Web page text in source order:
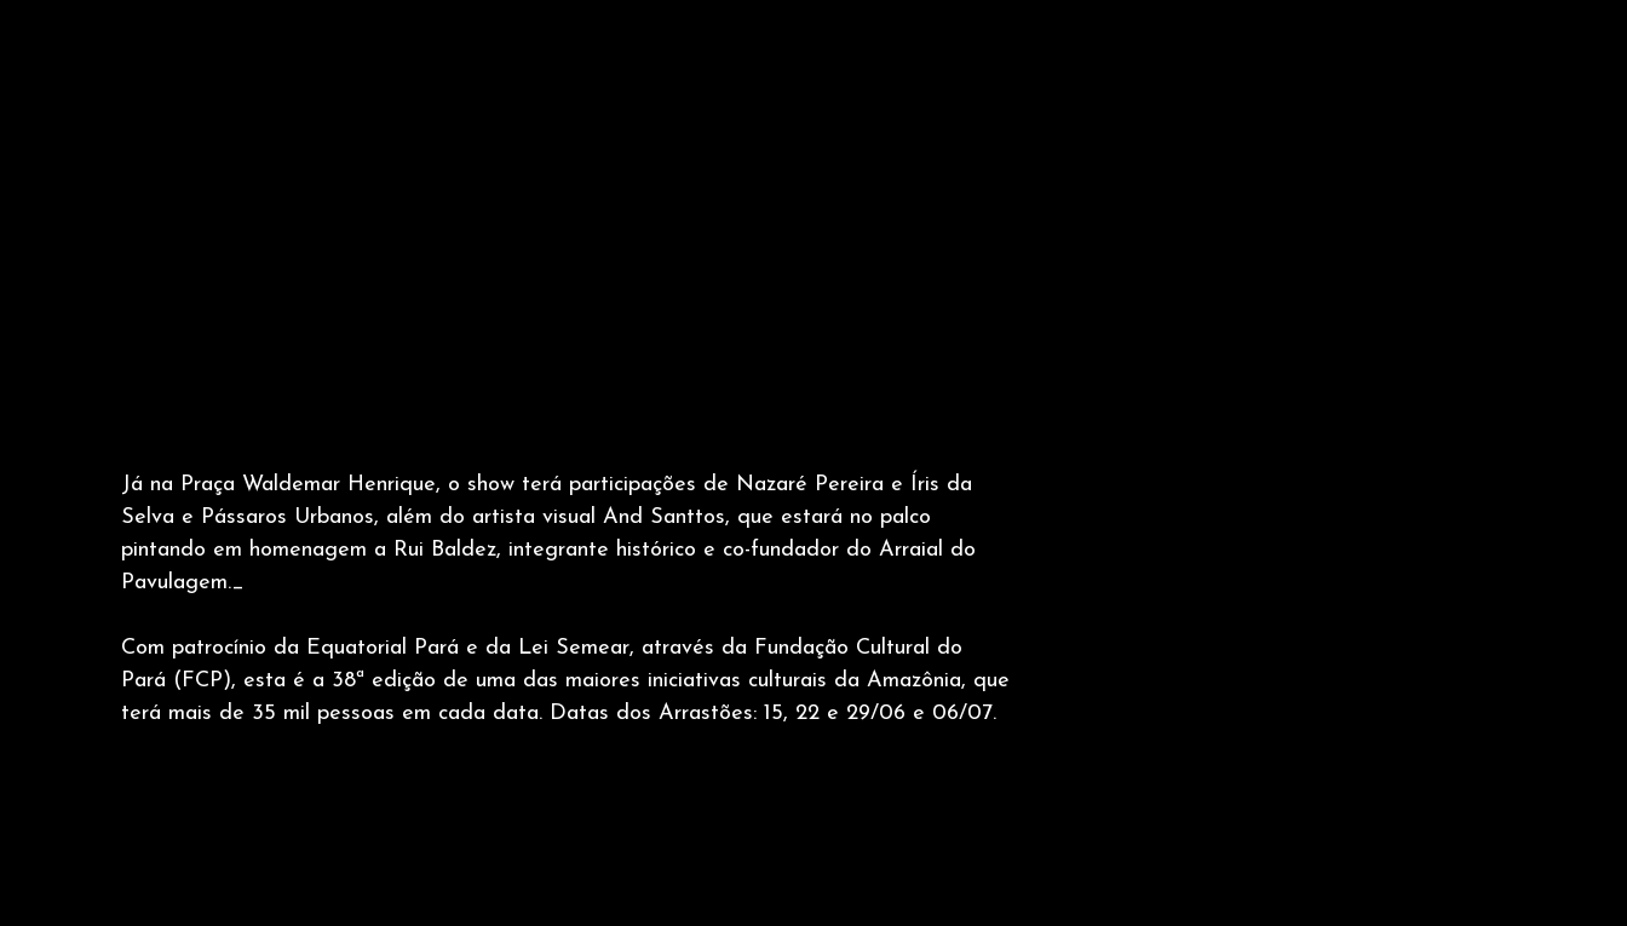
Já na Praça Waldemar Henrique, o show terá participações de Nazaré Pereira e Íris da
Selva e Pássaros Urbanos, além do artista visual And Santtos, que estará no palco
pintando em homenagem a Rui Baldez, integrante histórico e co-fundador do Arraial do
Pavulagem._
Com patrocínio da Equatorial Pará e da Lei Semear, através da Fundação Cultural do
Pará (FCP), esta é a 38ª edição de uma das maiores iniciativas culturais da Amazônia, que
terá mais de 35 mil pessoas em cada data. Datas dos Arrastões: 15, 22 e 29/06 e 06/07.